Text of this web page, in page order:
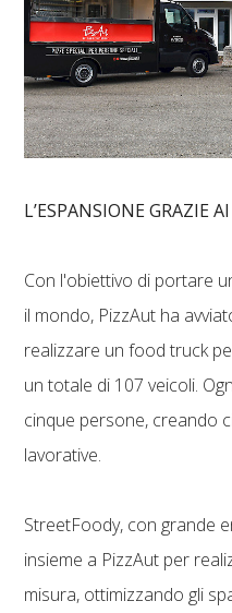
L’ESPANSIONE GRAZIE
Con l'obiettivo di portare
il mondo, PizzAut ha
realizzare un food truck
un totale di 107 veicoli.
cinque persone, creando
lavorative.
StreetFoody, con grande
insieme a PizzAut per
misura, ottimizzando gli